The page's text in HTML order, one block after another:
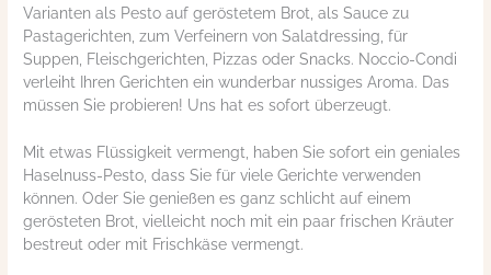
Varianten als Pesto auf geröstetem Brot, als Sauce zu
Pastagerichten, zum Verfeinern von Salatdressing, für
Suppen, Fleischgerichten, Pizzas oder Snacks. Noccio-Condi
verleiht Ihren Gerichten ein wunderbar nussiges Aroma. Das
müssen Sie probieren! Uns hat es sofort überzeugt.
Mit etwas Flüssigkeit vermengt, haben Sie sofort ein geniales
Haselnuss-Pesto, dass Sie für viele Gerichte verwenden
können. Oder Sie genießen es ganz schlicht auf einem
gerösteten Brot, vielleicht noch mit ein paar frischen Kräuter
bestreut oder mit Frischkäse vermengt.